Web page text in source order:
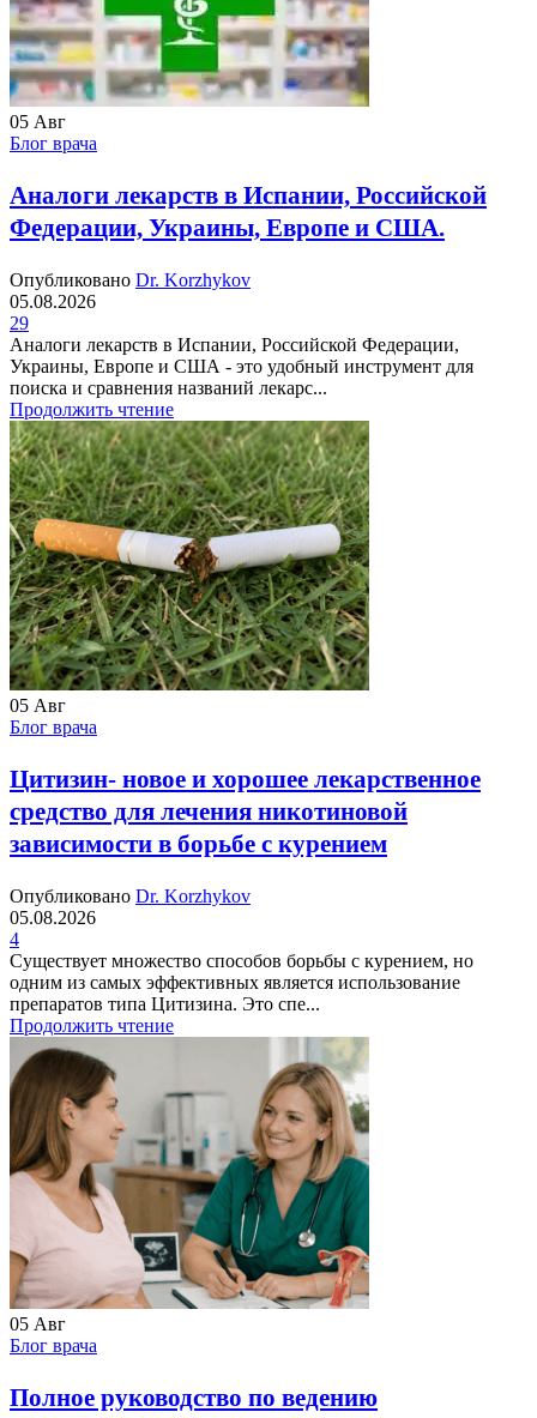
05 Авг
Блог врача
Аналоги лекарств в Испании, Российской
Федерации, Украины, Европе и США.
Опубликовано Dr. Korzhykov
05.08.2026
29
Аналоги лекарств в Испании, Российской Федерации,
Украины, Европе и США - это удобный инструмент для
поиска и сравнения названий лекарс...
Продолжить чтение
05 Авг
Блог врача
Цитизин- новое и хорошее лекарственное
средство для лечения никотиновой
зависимости в борьбе с курением
Опубликовано Dr. Korzhykov
05.08.2026
4
Существует множество способов борьбы с курением, но
одним из самых эффективных является использование
препаратов типа Цитизина. Это спе...
Продолжить чтение
05 Авг
Блог врача
Полное руководство по ведению